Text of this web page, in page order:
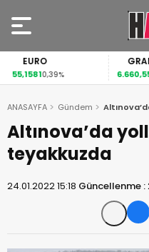
EURO
55,15810,39% 6.660,55
ANASAYFA Gündem
Altınova’da
teyakkuzda
24.01.2022 15:18 Güncellenme :